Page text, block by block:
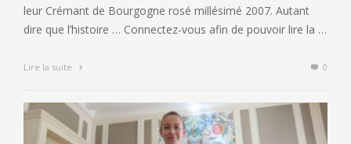
leur Crémant de Bourgogne rosé millésimé 2007. Autant
dire que l’histoire … Connectez-vous afin de pouvoir lire la …
Lire la suite 0